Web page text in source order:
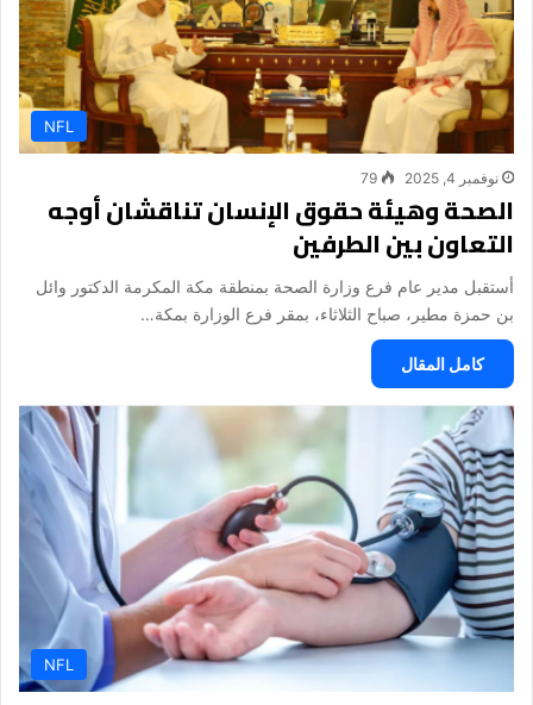
NFL
نوفمبر 4, 2025 79
الصحة وهيئة حقوق الإنسان تناقشان أوجه
التعاون بين الطرفين
أستقبل مدير عام فرع وزارة الصحة بمنطقة مكة المكرمة الدكتور وائل
بن حمزة مطير، صباح الثلاثاء، بمقر فرع الوزارة بمكة…
كامل المقال
NFL